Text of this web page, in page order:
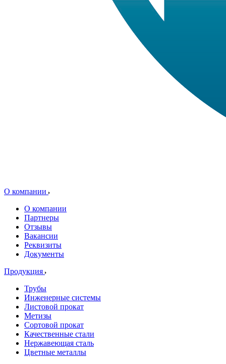
О компании
О компании
Партнеры
Отзывы
Вакансии
Реквизиты
Документы
Продукция
Трубы
Инженерные системы
Листовой прокат
Метизы
Сортовой прокат
Качественные стали
Нержавеющая сталь
Цветные металлы